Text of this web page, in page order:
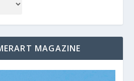
MAGAZINE